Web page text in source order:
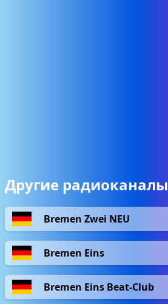
Другие радиоканалы
Bremen Zwei NEU
Bremen Eins
Bremen Eins Beat-Club